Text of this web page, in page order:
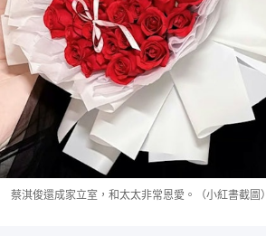
蔡淇俊還成家立室，和太太非常恩愛。（小紅書截圖）